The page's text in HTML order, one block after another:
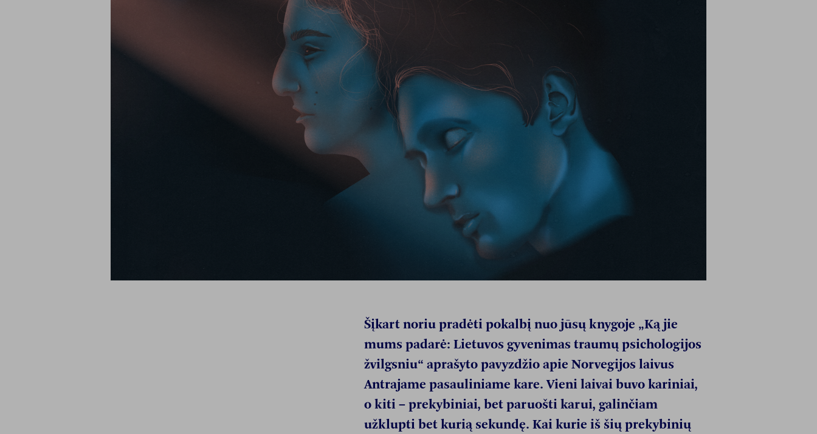
Šįkart noriu pradėti pokalbį nuo jūsų knygoje „Ką jie
mums padarė: Lietuvos gyvenimas traumų psichologijos
žvilgsniu“ aprašyto pavyzdžio apie Norvegijos laivus
Antrajame pasauliniame kare. Vieni laivai buvo kariniai,
o kiti – prekybiniai, bet paruošti karui, galinčiam
užklupti bet kurią sekundę. Kai kurie iš šių prekybinių